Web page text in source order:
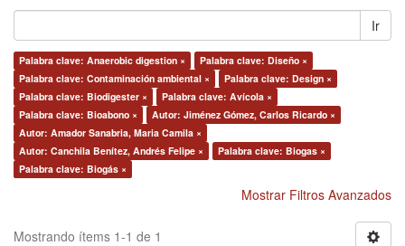
Ir
Palabra clave: Anaerobic digestion ×
Palabra clave: Diseño ×
Palabra clave: Contaminación ambiental ×
Palabra clave: Design ×
Palabra clave: Biodigester ×
Palabra clave: Avícola ×
Palabra clave: Bioabono ×
Autor: Jiménez Gómez, Carlos Ricardo ×
Autor: Amador Sanabria, Maria Camila ×
Autor: Canchila Benítez, Andrés Felipe ×
Palabra clave: Biogas ×
Palabra clave: Biogás ×
Mostrar Filtros Avanzados
Mostrando ítems 1-1 de 1